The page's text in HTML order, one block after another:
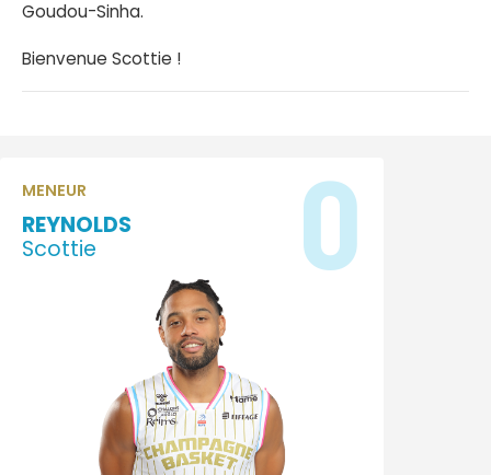
Goudou-Sinha.
Bienvenue Scottie !
MENEUR
REYNOLDS
Scottie
0